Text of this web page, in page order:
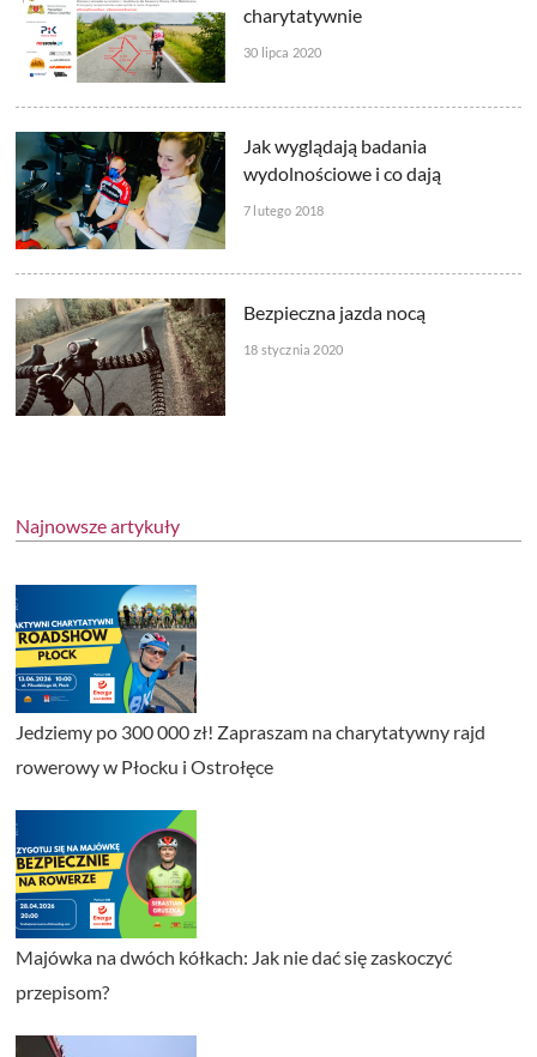
charytatywnie
30 lipca 2020
Jak wyglądają badania
wydolnościowe i co dają
7 lutego 2018
Bezpieczna jazda nocą
18 stycznia 2020
Najnowsze artykuły
Jedziemy po 300 000 zł! Zapraszam na charytatywny rajd
rowerowy w Płocku i Ostrołęce
Majówka na dwóch kółkach: Jak nie dać się zaskoczyć
przepisom?